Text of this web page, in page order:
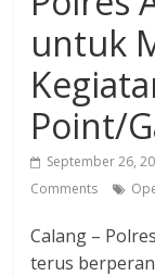
untuk
Point/
September 26,
Comments
Calang –
terus